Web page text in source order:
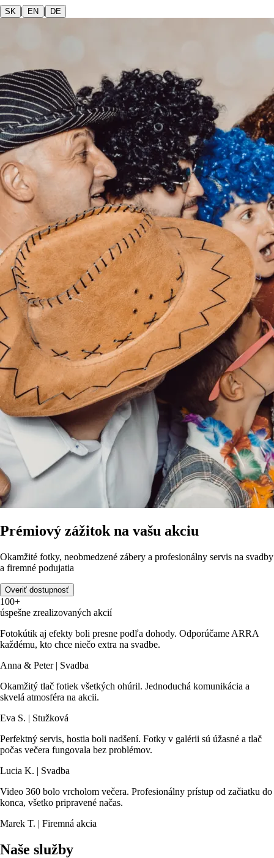
SK | EN | DE
Prémiový zážitok na vašu akciu
Okamžité fotky, neobmedzené zábery a profesionálny servis na svadby
a firemné podujatia
Overiť dostupnosť
100+
úspešne zrealizovaných akcií
Fotokútik aj efekty boli presne podľa dohody. Odporúčame ARRA
každému, kto chce niečo extra na svadbe.
Anna & Peter | Svadba
Okamžitý tlač fotiek všetkých ohúril. Jednoduchá komunikácia a
skvelá atmosféra na akcii.
Eva S. | Stužková
Perfektný servis, hostia boli nadšení. Fotky v galérii sú úžasné a tlač
počas večera fungovala bez problémov.
Lucia K. | Svadba
Video 360 bolo vrcholom večera. Profesionálny prístup od začiatku do
konca, všetko pripravené načas.
Marek T. | Firemná akcia
Naše služby